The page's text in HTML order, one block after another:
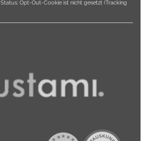
Status: Opt-Out-Cookie ist nicht gesetzt (Tracking